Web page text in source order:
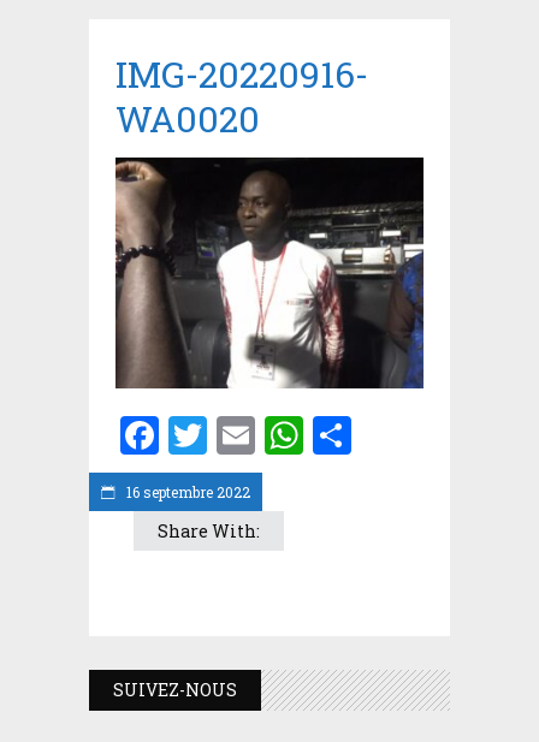
16 septembre 2022
IMG-20220916-
WA0020
Facebook
Twitter
EmailWhatsApp
Share With:
SUIVEZ-NOUS